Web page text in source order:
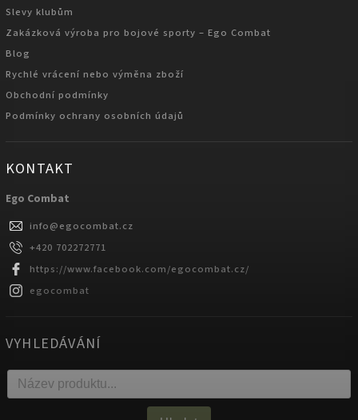
Slevy klubům
Zakázková výroba pro bojové sporty – Ego Combat
Blog
Rychlé vrácení nebo výměna zboží
Obchodní podmínky
Podmínky ochrany osobních údajů
KONTAKT
Ego Combat
info@egocombat.cz
+420 702272771
https://www.facebook.com/egocombat.cz/
egocombat
VYHLEDÁVÁNÍ